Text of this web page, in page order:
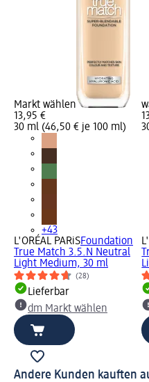
Markt wählen
13,95 €
30 ml (46,50 € je 100 ml)
+43
L'ORÉAL PARiSFoundation
True Match 3.5.N Neutral
Light Medium, 30 ml
(28)
Lieferbar
dm Markt wählen
Andere Kunden kauften